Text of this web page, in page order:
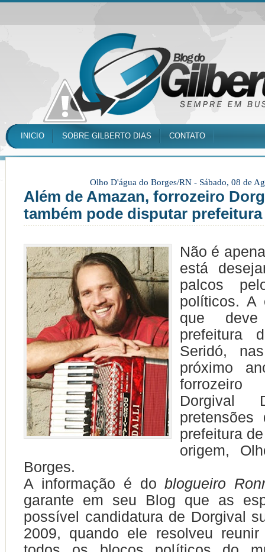
INICIO SOBRE GILBERTO DIAS CONTATO
Olho D'água do Borges/RN - Sábado, 08 de
Além de Amazan, forrozeiro
também pode disputar
Não é
está
palcos
políticos. A
que
prefeitura
Seridó,
próximo
forrozeiro
Dorgival
prefeitura
origem,
Borges.
A informação é doblogueiro
garante em seu Blog que as
possível candidatura de Dorgival
2009, quando ele resolveu